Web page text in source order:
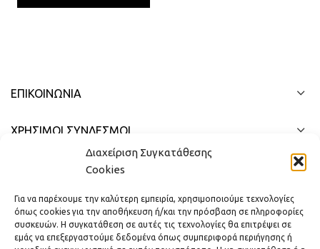
Διαχείριση Συγκατάθεσης
Cookies
Για να παρέχουμε την καλύτερη εμπειρία, χρησιμοποιούμε τεχνολογίες
όπως cookies για την αποθήκευση ή/και την πρόσβαση σε πληροφορίες
συσκευών. Η συγκατάθεση σε αυτές τις τεχνολογίες θα επιτρέψει σε
εμάς να επεξεργαστούμε δεδομένα όπως συμπεριφορά περιήγησης ή
ΕΠΙΚΟΙΝΩΝΊΑ
ΧΡΗΣΙΜΟΙ ΣΥΝΔΕΣΜΟΙ
ΓΡΉΓΟΡΟ ΜΕΝΟΎ